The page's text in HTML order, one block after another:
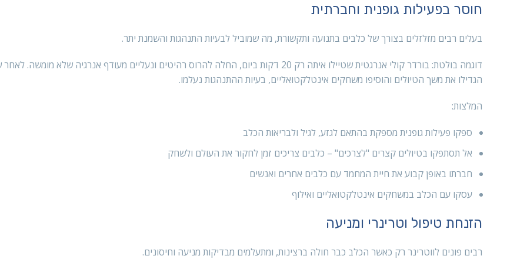
חוסר בפעילות גופנית וחברתית
בעלים רבים מזלזלים בצורך של כלבים בתנועה ותקשורת, מה שמוביל לבעיות התנהגות והשמנת יתר.
דוגמה בולטת: בורדר קולי אנרגטית שטיילו איתה רק 20 דקות ביום, החלה להרוס רהיטים ונעליים מעודף אנרגיה שלא
הגדילו את משך הטיולים והוסיפו משחקים אינטלקטואליים, בעיות ההתנהגות נעלמו.
המלצות:
ספקו פעילות גופנית מספקת בהתאם לגזע, לגיל ולבריאות הכלב
אל תסתפקו בטיולים קצרים "לצרכים" – כלבים צריכים זמן לחקור את העולם ולשחק
חברתו באופן קבוע את חיית המחמד עם כלבים אחרים ואנשים
עסקו עם הכלב במשחקים אינטלקטואליים ואילוף
הזנחת טיפול וטרינרי ומניעה
רבים פונים לווטרינר רק כאשר הכלב כבר חולה ברצינות, ומתעלמים מבדיקות מניעה וחיסונים.